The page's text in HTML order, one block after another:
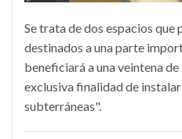
Se trata de dos espacios que
destinados a una parte
beneficiará a una veintena
exclusiva finalidad de
subterráneas".